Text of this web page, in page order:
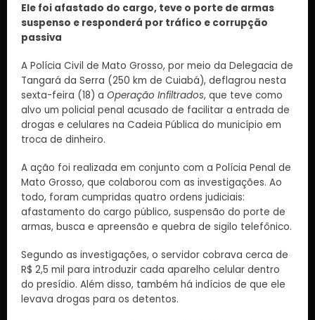
Ele foi afastado do cargo, teve o porte de armas
suspenso e responderá por tráfico e corrupção
passiva
A Polícia Civil de Mato Grosso, por meio da Delegacia de
Tangará da Serra (250 km de Cuiabá), deflagrou nesta
sexta-feira (18) a Operação Infiltrados, que teve como
alvo um policial penal acusado de facilitar a entrada de
drogas e celulares na Cadeia Pública do município em
troca de dinheiro.
A ação foi realizada em conjunto com a Polícia Penal de
Mato Grosso, que colaborou com as investigações. Ao
todo, foram cumpridas quatro ordens judiciais:
afastamento do cargo público, suspensão do porte de
armas, busca e apreensão e quebra de sigilo telefônico.
Segundo as investigações, o servidor cobrava cerca de
R$ 2,5 mil para introduzir cada aparelho celular dentro
do presídio. Além disso, também há indícios de que ele
levava drogas para os detentos.